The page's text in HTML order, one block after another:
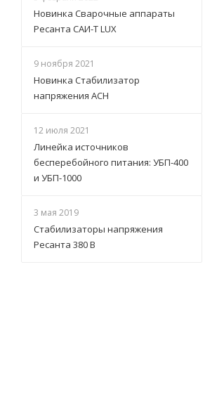
Новинка Сварочные аппараты
Ресанта САИ-Т LUX
9 ноября 2021
Новинка Стабилизатор
напряжения АСН
12 июля 2021
Линейка источников
бесперебойного питания: УБП-400
и УБП-1000
3 мая 2019
Стабилизаторы напряжения
Ресанта 380 В